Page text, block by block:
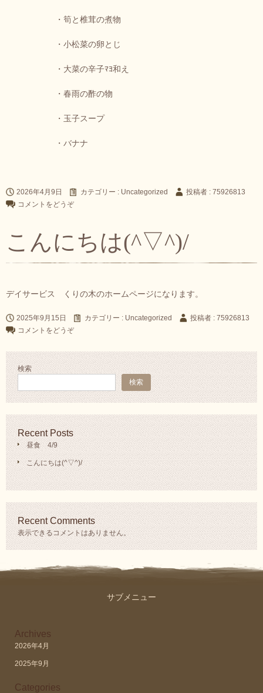
・筍と椎茸の煮物
・小松菜の卵とじ
・大菜の辛子ﾏﾖ和え
・春雨の酢の物
・玉子スープ
・バナナ
2026年4月9日 カテゴリー : Uncategorized
投稿者 : 75926813
コメントをどうぞ
こんにちは(^▽^)/
デイサービス くりの木のホームページになります。
2025年9月15日 カテゴリー : Uncategorized
投稿者 : 75926813
コメントをどうぞ
検索
検索
Recent Posts
昼食 4/9
こんにちは(^▽^)/
Recent Comments
表示できるコメントはありません。
サブメニュー
Archives
2026年4月
2025年9月
Categories